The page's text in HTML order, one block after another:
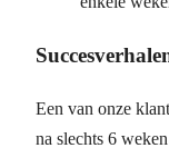
Een van onze
na slechts 6